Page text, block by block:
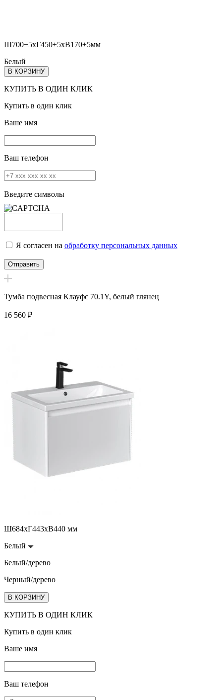
Ш700±5хГ450±5хВ170±5мм
Белый
В КОРЗИНУ
КУПИТЬ В ОДИН КЛИК
Купить в один клик
Ваше имя
Ваш телефон
Введите символы
Я согласен на обработку персональных данных
Тумба подвесная Клауфс 70.1Y, белый глянец
16 560 ₽
Ш684хГ443хВ440 мм
Белый
Белый/дерево
Черный/дерево
В КОРЗИНУ
КУПИТЬ В ОДИН КЛИК
Купить в один клик
Ваше имя
Ваш телефон